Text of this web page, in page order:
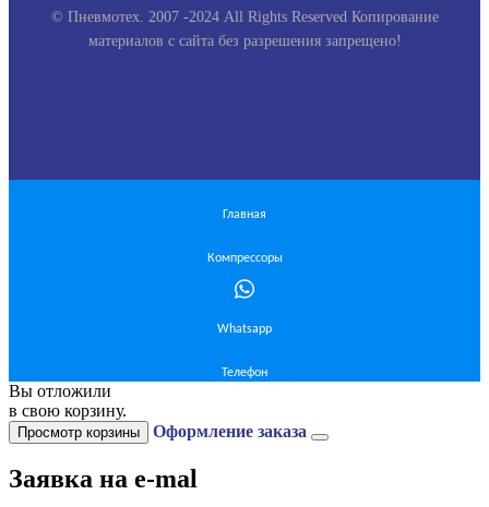
© Пневмотех. 2007 -2024 All Rights Reserved Копирование
материалов с сайта без разрешения запрещено!
Главная
Компрессоры
Whatsapp
Телефон
Вы отложили
в свою корзину.
Просмотр корзины Оформление заказа
Заявка на e-mal